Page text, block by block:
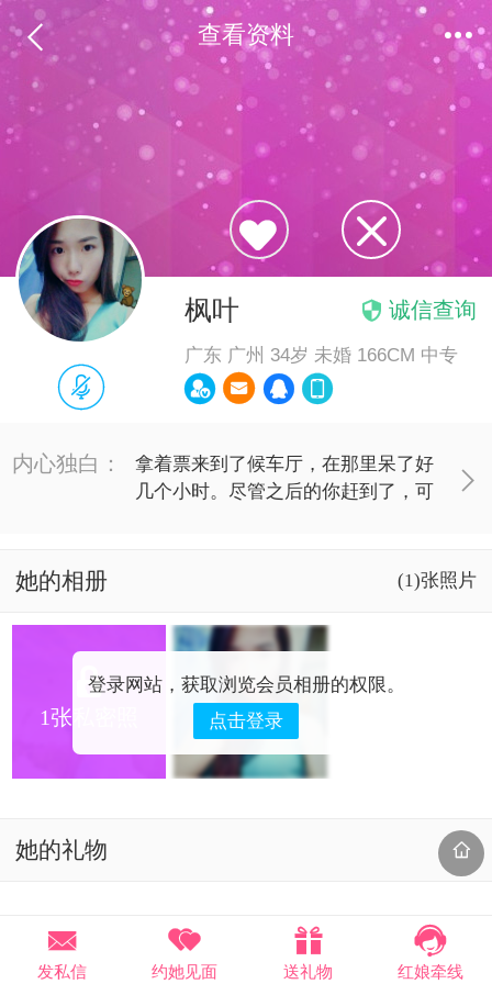
 查看资料 
 
枫叶
广东 广州 34岁 未婚 166CM 中专
 诚信查询
    
内心独白：
拿着票来到了候车厅，在那里呆了好
几个小时。尽管之后的你赶到了，可

她的相册 (1)张照片
登录网站，获取浏览会员相册的权限。
点击登录

1张私密照
她的礼物


发私信

约她见面

送礼物

红娘牵线
